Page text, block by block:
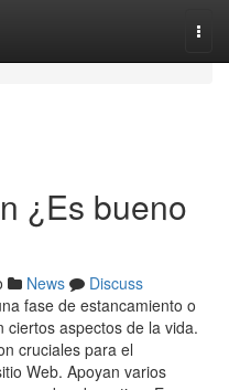
¿Es bueno
News
Discuss
fase de estancamiento o
aspectos de la vida.
cruciales para el
Web. Apoyan varios